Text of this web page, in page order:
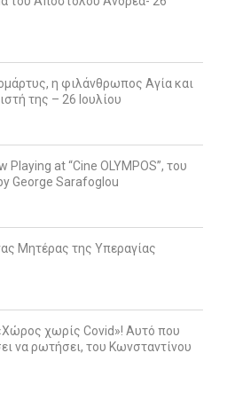
η φιλάνθρωπος Αγία και
της – 26 Ιουλίου
at “Cine OLYMPOS”, του
George Sarafoglou
Μητέρας της Υπεραγίας
χωρίς Covid»! Αυτό που
να ρωτήσει, του Κωνσταντίνου